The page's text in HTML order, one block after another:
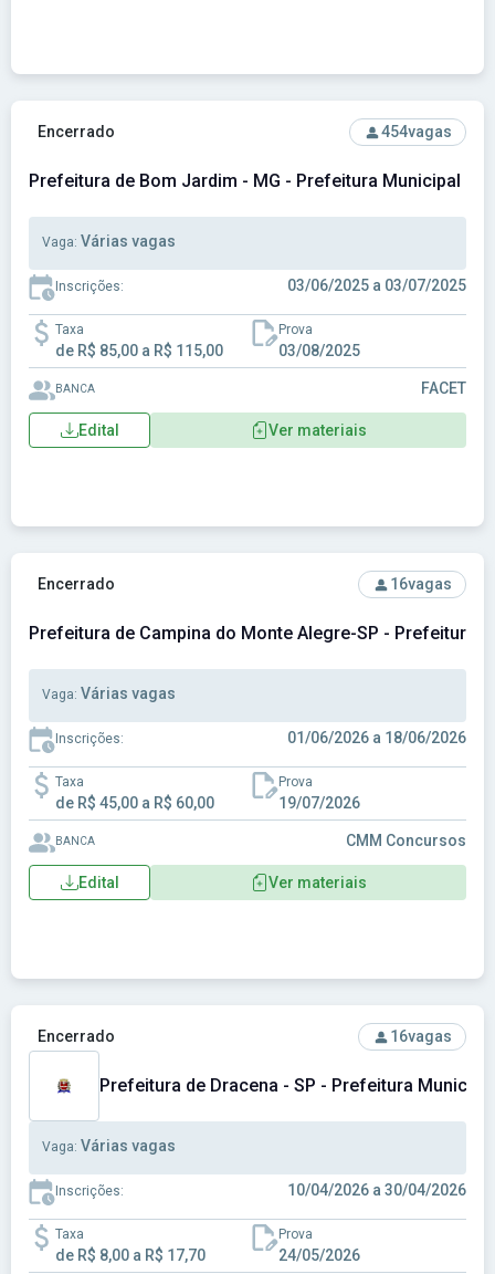
Ver concurso: Prefeitura de Bom Jardim - MG - Prefeitura
Encerrado 454vagas
Prefeitura de Bom Jardim - MG - Prefeitura Municipal de
Vaga: Várias vagas
Inscrições: 03/06/2025 a 03/07/2025
Taxa
de R$ 85,00 a R$ 115,00
Prova
03/08/2025
BANCA FACET
Edital Ver materiais
Ver concurso: Prefeitura de Campina do Monte Alegre-SP
Encerrado 16vagas
Prefeitura de Campina do Monte Alegre-SP - Prefeitura
Vaga: Várias vagas
Inscrições: 01/06/2026 a 18/06/2026
Taxa
de R$ 45,00 a R$ 60,00
Prova
19/07/2026
BANCA CMM Concursos
Edital Ver materiais
Ver concurso: Prefeitura de Dracena - SP - Prefeitura
Encerrado 16vagas
Prefeitura de Dracena - SP - Prefeitura
Vaga: Várias vagas
Inscrições: 10/04/2026 a 30/04/2026
Taxa
de R$ 8,00 a R$ 17,70
Prova
24/05/2026